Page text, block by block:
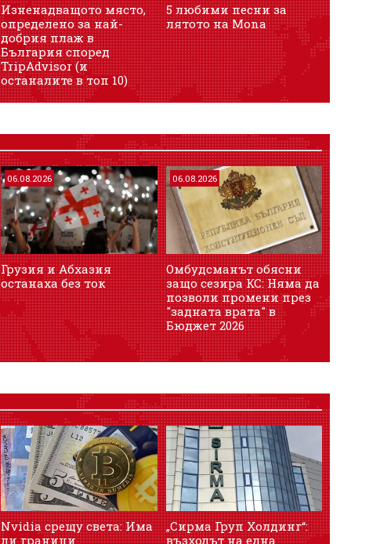
Изненадващото място,
определено за най-
добрия плаж в
България според
TripAdvisor (и
останалите в топ 10)
5 любими песни за
лятото на Mona
06.08.2026
Грузия и Абхазия
останаха без ток
06.08.2026
Омбудсманът обясни
защо сезира КС: Няма да
позволи промени през
"задната врата" в
Бюджет 2026
Nvidia срещу света: Има
ли граници
„Сирма Груп Холдинг“:
възходът на една